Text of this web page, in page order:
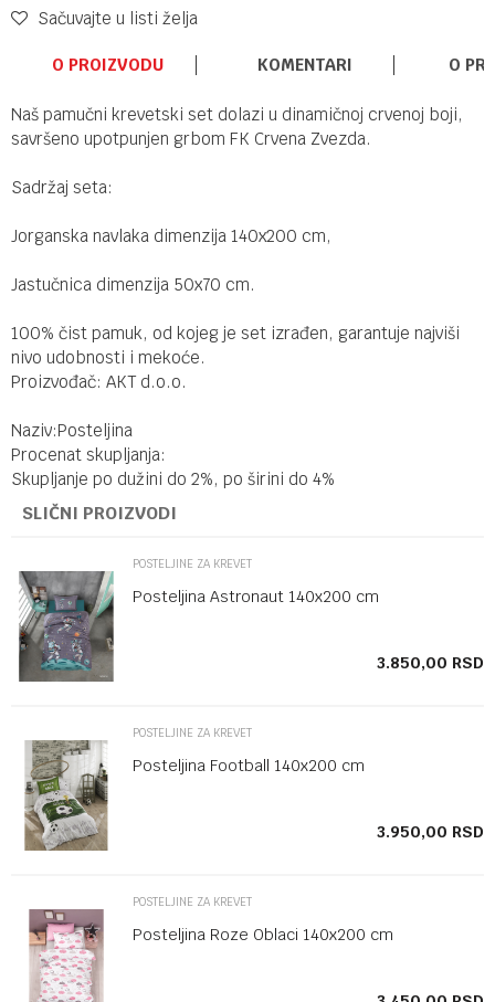
Sačuvajte u listi želja
O PROIZVODU KOMENTARI O
Naš pamučni krevetski set dolazi u dinamičnoj crvenoj boji,
savršeno upotpunjen grbom FK Crvena Zvezda.
Sadržaj seta:
Jorganska navlaka dimenzija 140x200 cm,
Jastučnica dimenzija 50x70 cm.
100% čist pamuk, od kojeg je set izrađen, garantuje najviši
nivo udobnosti i mekoće.
Proizvođač: AKT d.o.o.
Naziv:Posteljina
Procenat skupljanja:
Skupljanje po dužini do 2%, po širini do 4%
SLIČNI PROIZVODI
POSTELJINE ZA KREVET
Posteljina Astronaut 140x200 cm
3.850,00 RSD
POSTELJINE ZA KREVET
Posteljina Football 140x200 cm
3.950,00 RSD
POSTELJINE ZA KREVET
Posteljina Roze Oblaci 140x200 cm